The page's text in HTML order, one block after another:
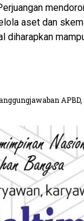
aset dan
diharapkan